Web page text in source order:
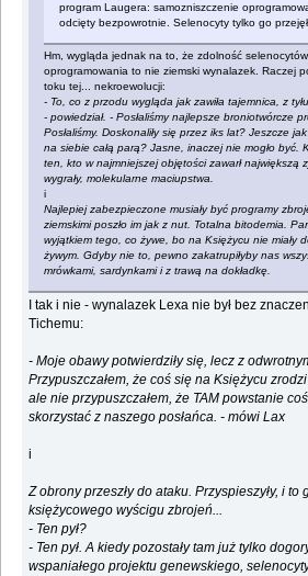
program Laugera: samozniszczenie
odcięty bezpowrotnie. Selenocyty tylko go
Hm, wygląda jednak na to, że zdolność
oprogramowania to nie ziemski wynalazek. Raczej
toku tej... nekroewolucji:
- To, co z przodu wygląda jak zawiła tajemnica, z
- powiedział. - Posłaliśmy najlepsze broniotwórcze
Posłaliśmy. Doskonaliły się przez iks lat? Jeszcze
na siebie całą parą? Jasne, inaczej nie mogło być.
ten, kto w najmniejszej objętości zawarł największą
wygrały, molekularne maciupstwa.
i
Najlepiej zabezpieczone musiały być programy
ziemskimi poszło im jak z nut. Totalna bitodemia.
wyjątkiem tego, co żywe, bo na Księżycu nie miały
żywym. Gdyby nie to, pewno zakatrupiłyby nas
mrówkami, sardynkami i z trawą na dokładkę.
I tak i nie - wynalazek Lexa nie był bez
Tichemu:
- Moje obawy potwierdziły się, lecz z
Przypuszczałem, że coś się na Księżycu
ale nie przypuszczałem, że TAM powstanie
skorzystać z naszego posłańca. - mówi Lax
i
Z obrony przeszły do ataku. Przyspieszyły, i to
księżycowego wyścigu zbrojeń...
- Ten pył?
- Ten pył. A kiedy pozostały tam już tylko
wspaniałego projektu genewskiego,